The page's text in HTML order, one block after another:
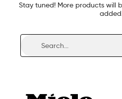
Stay tuned! More products will